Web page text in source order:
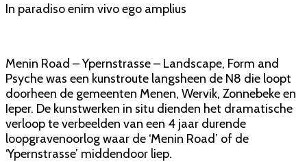
In paradiso enim vivo ego amplius
Menin Road – Ypernstrasse – Landscape, Form and
Psyche was een kunstroute langsheen de N8 die loopt
doorheen de gemeenten Menen, Wervik, Zonnebeke en
Ieper. De kunstwerken in situ dienden het dramatische
verloop te verbeelden van een 4 jaar durende
loopgravenoorlog waar de ‘Menin Road’ of de
‘Ypernstrasse’ middendoor liep.